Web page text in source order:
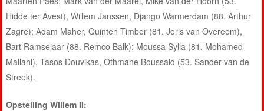
Hidde ter Avest), Willem Janssen, Django Warmerdam (88. Arthur
Zagre); Adam Maher, Quinten Timber (81. Joris van Overeem),
Bart Ramselaar (88. Remco Balk); Moussa Sylla (81. Mohamed
Mallahi), Tasos Douvikas, Othmane Boussaid (53. Sander van de
Streek).
Opstelling Willem II: